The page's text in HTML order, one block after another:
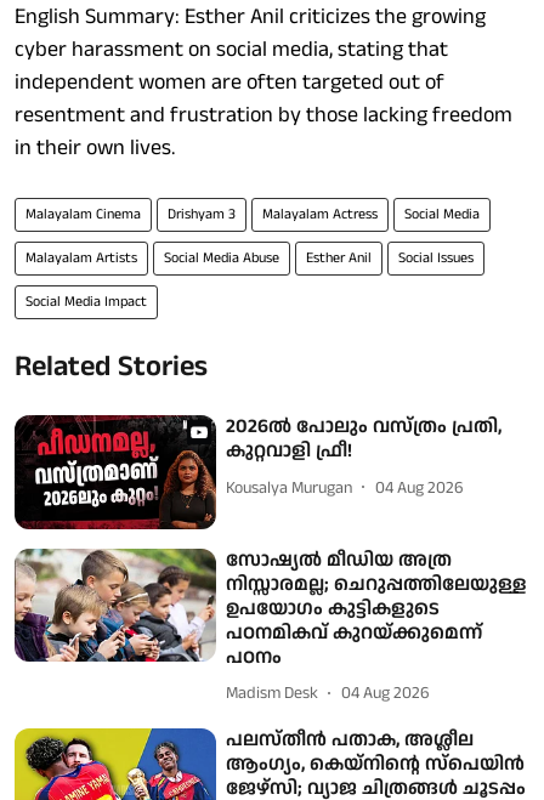
English Summary: Esther Anil criticizes the growing
cyber harassment on social media, stating that
independent women are often targeted out of
resentment and frustration by those lacking freedom
in their own lives.
Malayalam Cinema Drishyam 3 Malayalam Actress Social Media
Malayalam Artists Social Media Abuse Esther Anil Social Issues
Social Media Impact
Related Stories
2026ൽ പോലും വസ്ത്രം പ്രതി,
കുറ്റവാളി ഫ്രീ!
Kousalya Murugan 04 Aug 2026
സോഷ്യല്‍ മീഡിയ അത്ര
നിസ്സാരമല്ല; ചെറുപ്പത്തിലേയുള്ള
ഉപയോഗം കുട്ടികളുടെ
പഠനമികവ് കുറയ്ക്കുമെന്ന്
പഠനം
Madism Desk 04 Aug 2026
പലസ്തീൻ പതാക, അശ്ലീല
ആംഗ്യം, കെയ്‌നിന്റെ സ്‌പെയിൻ
ജേഴ്‌സി; വ്യാജ ചിത്രങ്ങൾ ചൂടപ്പം